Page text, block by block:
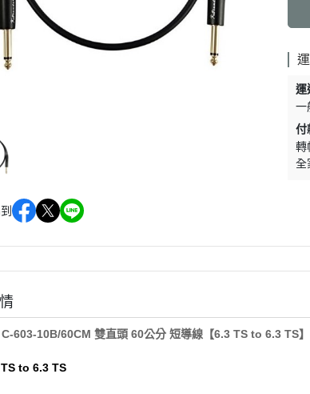
運
一
付
轉
全
603-10B/60CM 雙直頭 60公分 短導線【6.3 TS to 6.3 TS】
to 6.3 TS